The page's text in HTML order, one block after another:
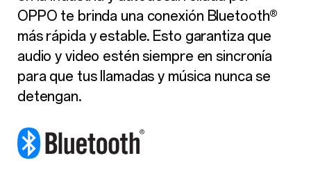
OPPO te brinda una conexión Bluetooth®
más rápida y estable. Esto garantiza que
audio y video estén siempre en sincronía
para que tus llamadas y música nunca se
detengan.